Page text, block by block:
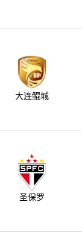
大连鲲城
圣保罗